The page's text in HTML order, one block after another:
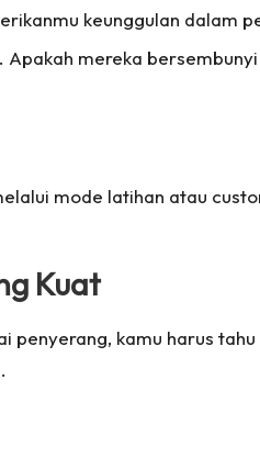
keunggulan dalam
mereka
mode latihan atau
Kuat
penyerang, kamu harus